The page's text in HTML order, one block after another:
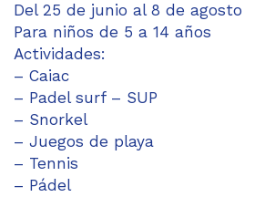
Del 25 de junio al 8 de agosto
Para niños de 5 a 14 años
Actividades:
– Caiac
– Padel surf – SUP
– Snorkel
– Juegos de playa
– Tennis
– Pádel